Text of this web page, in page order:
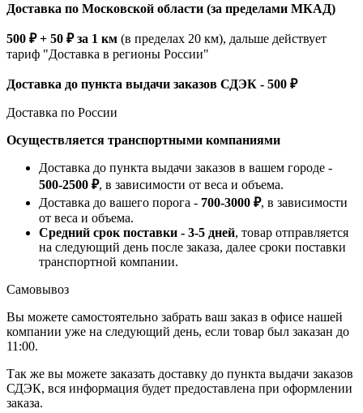
Доставка по Московской области (за пределами МКАД)
500 ₽ + 50 ₽ за 1 км (в пределах 20 км), дальше действует
тариф "Доставка в регионы России"
Доставка до пункта выдачи заказов СДЭК - 500 ₽
Доставка по России
Осуществляется транспортными компаниями
Доставка до пункта выдачи заказов в вашем городе -
500-2500 ₽, в зависимости от веса и объема.
Доставка до вашего порога - 700-3000 ₽, в зависимости
от веса и объема.
Средний срок поставки - 3-5 дней, товар отправляется
на следующий день после заказа, далее сроки поставки
транспортной компании.
Самовывоз
Вы можете самостоятельно забрать ваш заказ в офисе нашей
компании уже на следующий день, если товар был заказан до
11:00.
Так же вы можете заказать доставку до пункта выдачи заказов
СДЭК, вся информация будет предоставлена при оформлении
заказа.